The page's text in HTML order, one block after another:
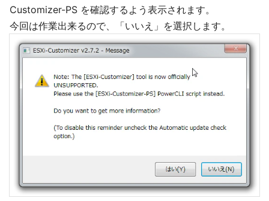
Customizer-PS を確認するよう表示されます。
今回は作業出来るので、「いいえ」を選択します。